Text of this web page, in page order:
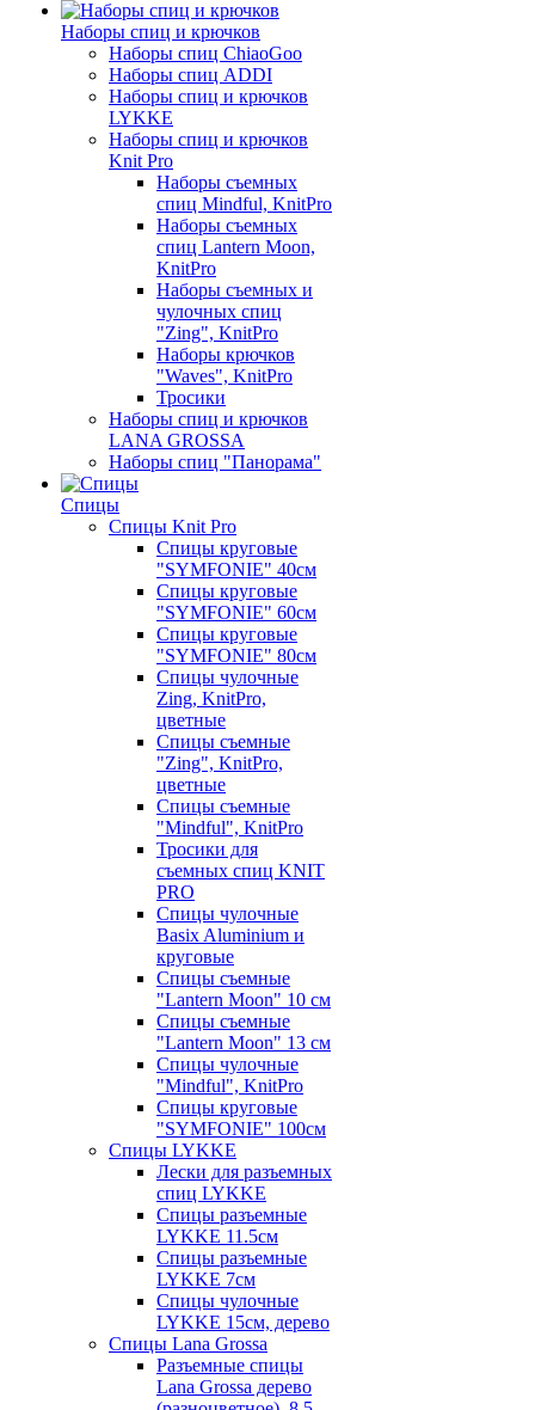
Наборы спиц и крючков
Наборы спиц ChiaoGoo
Наборы спиц ADDI
Наборы спиц и крючков
LYKKE
Наборы спиц и крючков
Knit Pro
Наборы съемных
спиц Mindful, KnitPro
Наборы съемных
спиц Lantern Moon,
KnitPro
Наборы съемных и
чулочных спиц
"Zing", KnitPro
Наборы крючков
"Waves", KnitPro
Тросики
Наборы спиц и крючков
LANA GROSSA
Наборы спиц "Панорама"
Спицы
Спицы Knit Pro
Спицы круговые
"SYMFONIE" 40см
Спицы круговые
"SYMFONIE" 60см
Спицы круговые
"SYMFONIE" 80см
Спицы чулочные
Zing, KnitPro,
цветные
Спицы съемные
"Zing", KnitPro,
цветные
Спицы съемные
"Mindful", KnitPro
Тросики для
съемных спиц KNIT
PRO
Спицы чулочные
Basix Aluminium и
круговые
Спицы съемные
"Lantern Moon" 10 см
Спицы съемные
"Lantern Moon" 13 см
Спицы чулочные
"Mindful", KnitPro
Спицы круговые
"SYMFONIE" 100см
Спицы LYKKE
Лески для разъемных
спиц LYKKE
Спицы разъемные
LYKKE 11.5см
Спицы разъемные
LYKKE 7см
Спицы чулочные
LYKKE 15см, дерево
Спицы Lana Grossa
Разъемные спицы
Lana Grossa дерево